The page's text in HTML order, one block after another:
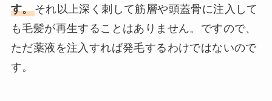
す。それ以上深く刺して筋層や頭蓋骨に注入して
も毛髪が再生することはありません。ですので、
ただ薬液を注入すれば発毛するわけではないので
す。